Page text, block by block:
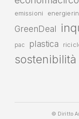
emissioni
GreenDeal
pac plastica
sostenibilità
© Diritto